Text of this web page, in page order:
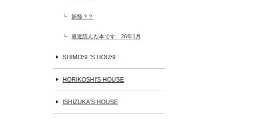
妖怪？？
最近読んだ本です 26年1月
SHIMOSE'S HOUSE
HORIKOSHI'S HOUSE
ISHIZUKA'S HOUSE